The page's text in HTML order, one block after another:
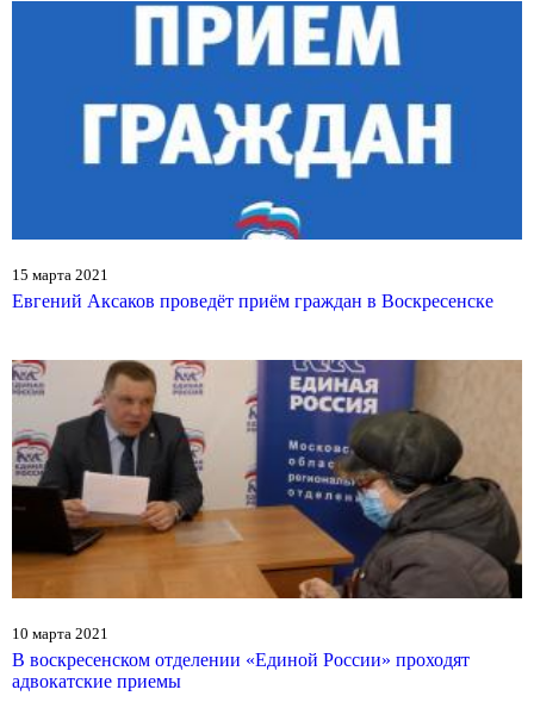
15 марта 2021
Евгений Аксаков проведёт приём граждан в Воскресенске
10 марта 2021
В воскресенском отделении «Единой России» проходят
адвокатские приемы